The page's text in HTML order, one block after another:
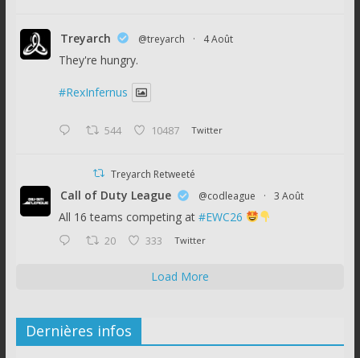
Treyarch @treyarch · 4 Août
They're hungry.
#RexInfernus
544 10487 Twitter
Treyarch Retweeté
Call of Duty League @codleague · 3 Août
All 16 teams competing at #EWC26
20 333 Twitter
Load More
Dernières infos